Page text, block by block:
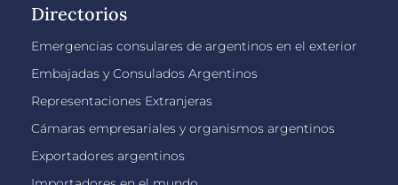
Directorios
Emergencias consulares de argentinos en el exterior
Embajadas y Consulados Argentinos
Representaciones Extranjeras
Cámaras empresariales y organismos argentinos
Exportadores argentinos